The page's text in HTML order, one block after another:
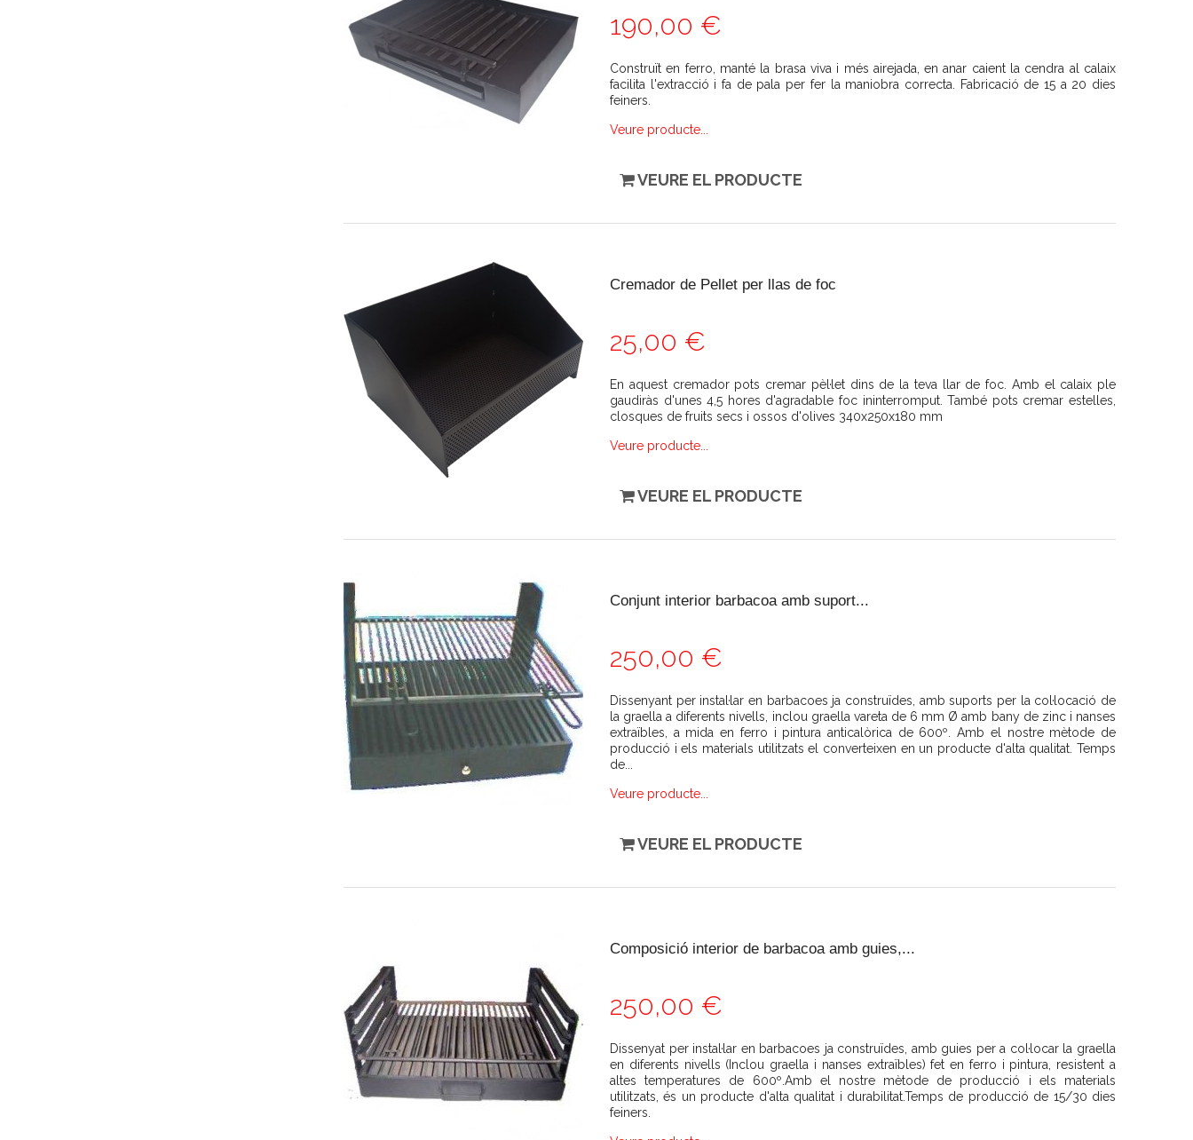
190,00 €
Construït en ferro, manté la brasa viva i més airejada, en anar caient la cendra al calaix
facilita l'extracció i fa de pala per fer la maniobra correcta. Fabricació de 15 a 20 dies
feiners.
Veure producte...
VEURE EL PRODUCTE
Cremador de Pellet per llas de foc
25,00 €
En aquest cremador pots cremar pèl·let dins de la teva llar de foc. Amb el calaix ple
gaudiràs d'unes 4,5 hores d'agradable foc ininterromput. També pots cremar estelles,
closques de fruits secs i ossos d'olives 340x250x180 mm
Veure producte...
VEURE EL PRODUCTE
Conjunt interior barbacoa amb suport...
250,00 €
Dissenyant per instal·lar en barbacoes ja construïdes, amb suports per la col·locació de
la graella a diferents nivells, inclou graella vareta de 6 mm Ø amb bany de zinc i nanses
extraïbles, a mida en ferro i pintura anticalòrica de 600º. Amb el nostre mètode de
producció i els materials utilitzats el converteixen en un producte d'alta qualitat. Temps
de...
Veure producte...
VEURE EL PRODUCTE
Composició interior de barbacoa amb guies,...
250,00 €
Dissenyat per instal·lar en barbacoes ja construïdes, amb guies per a col·locar la graella
en diferents nivells (Inclou graella i nanses extraïbles) fet en ferro i pintura, resistent a
altes temperatures de 600º.Amb el nostre mètode de producció i els materials
utilitzats, és un producte d'alta qualitat i durabilitat.Temps de producció de 15/30 dies
feiners.